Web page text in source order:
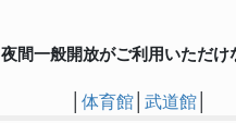
夜間一般開放がご利用いただけ
体育館 武道館